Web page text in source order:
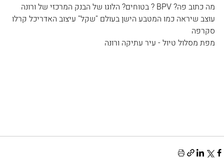
מה כתוב פה? BPV ? בטוחים? הלוגו של הבנק המרכזי של ורונה
עוצב שיראה כמו המטבע הישן בעולם "שקל" עיצוב האדריכל קרלו
סקרפה
מפת מסלול טיול - עיר עתיקה ורונה